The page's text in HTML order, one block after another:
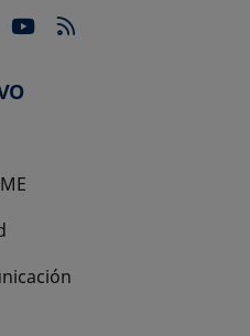
en una pestaña
en una pestaña
se abre en una
se abre en una